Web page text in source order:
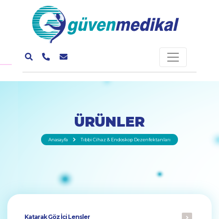
ÜRÜNLER
Anasayfa Tıbbi Cihaz & Endoskop Dezenfektanları
Katarak Göz İçi Lensler